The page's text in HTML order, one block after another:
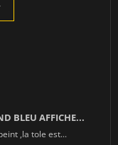
BLEU AFFICHE...
,la tole est...